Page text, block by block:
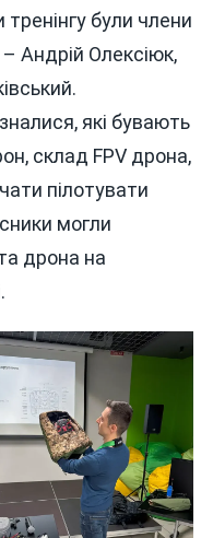
були члени
Андрій Олексіюк,
які бувають
склад FPV дрона,
пілотувати
могли
дрона на